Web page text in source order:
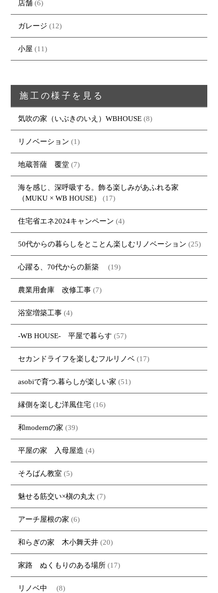
店舗 (6)
ガレージ (12)
小屋 (11)
施工の様子を見る
気吹の家（いぶきのいえ）WBHOUSE (8)
リノベーション (1)
地蔵菩薩 覆堂 (7)
海を感じ、深呼吸する。飾る楽しみがあふれる家
（MUKU × WB HOUSE）
(17)
住宅省エネ2024キャンペーン (4)
50代からの暮らしをとことん楽しむリノベーション (25)
心躍る、70代からの新築 (19)
農業用倉庫 改修工事 (7)
浴室増築工事 (4)
-WB HOUSE- 平屋で暮らす (57)
セカンドライフを楽しむフルリノベ (17)
asobiで育つ.暮らしが楽しい家 (51)
縁側を楽しむ洋風住宅 (16)
和modernの家 (39)
平屋の家 入母屋造 (4)
そろばん教室 (5)
魅せる筋交い×槇の丸太 (7)
アーチ屋根の家 (6)
和らぎの家 木小舞天井 (20)
家路 ぬくもりのある場所 (17)
リノベ中 (8)
トップページ
イベント
会社案内
採用情報
お問い合わせ
・資料請求
・DENTOU
・CUSTOM
ORDER
・REFORM
・DENTOUの家一覧
・CUSTOM
ORDERの家一覧
お家見守り隊